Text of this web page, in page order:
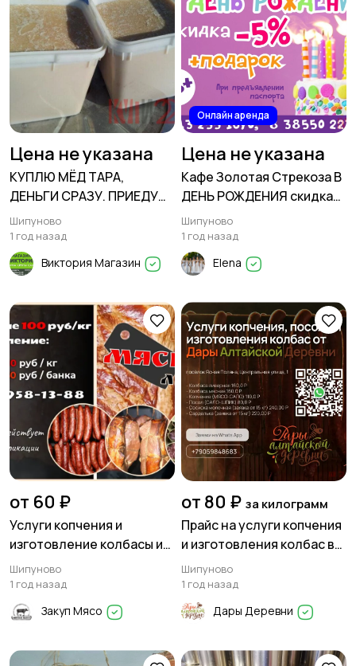
Цена не указана
КУПЛЮ МЁД ТАРА,
ДЕНЬГИ СРАЗУ. ПРИЕДУ
САМ.
Шипуново
1 год назад
Виктория Магазин
Онлайн аренда
Цена не указана
Кафе Золотая Стрекоза В
ДЕНЬ РОЖДЕНИЯ скидка
5%
Шипуново
1 год назад
Elena
от 60 ₽
Услуги копчения и
изготовление колбасы и
тушенки в Мясной Лавке
Шипуново
1 год назад
Закуп Мясо
от 80 ₽ за килограмм
Прайс на услуги копчения
и изготовления колбас в
Ясной Поляне
Шипуново
1 год назад
Дары Деревни